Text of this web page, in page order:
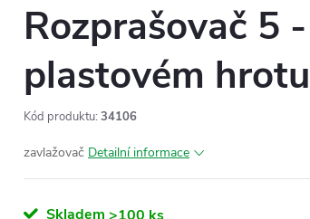
Rozprašovač 5
plastovém hrotu
Kód produktu: 34106
zavlažovač Detailní informace
Skladem >100 ks